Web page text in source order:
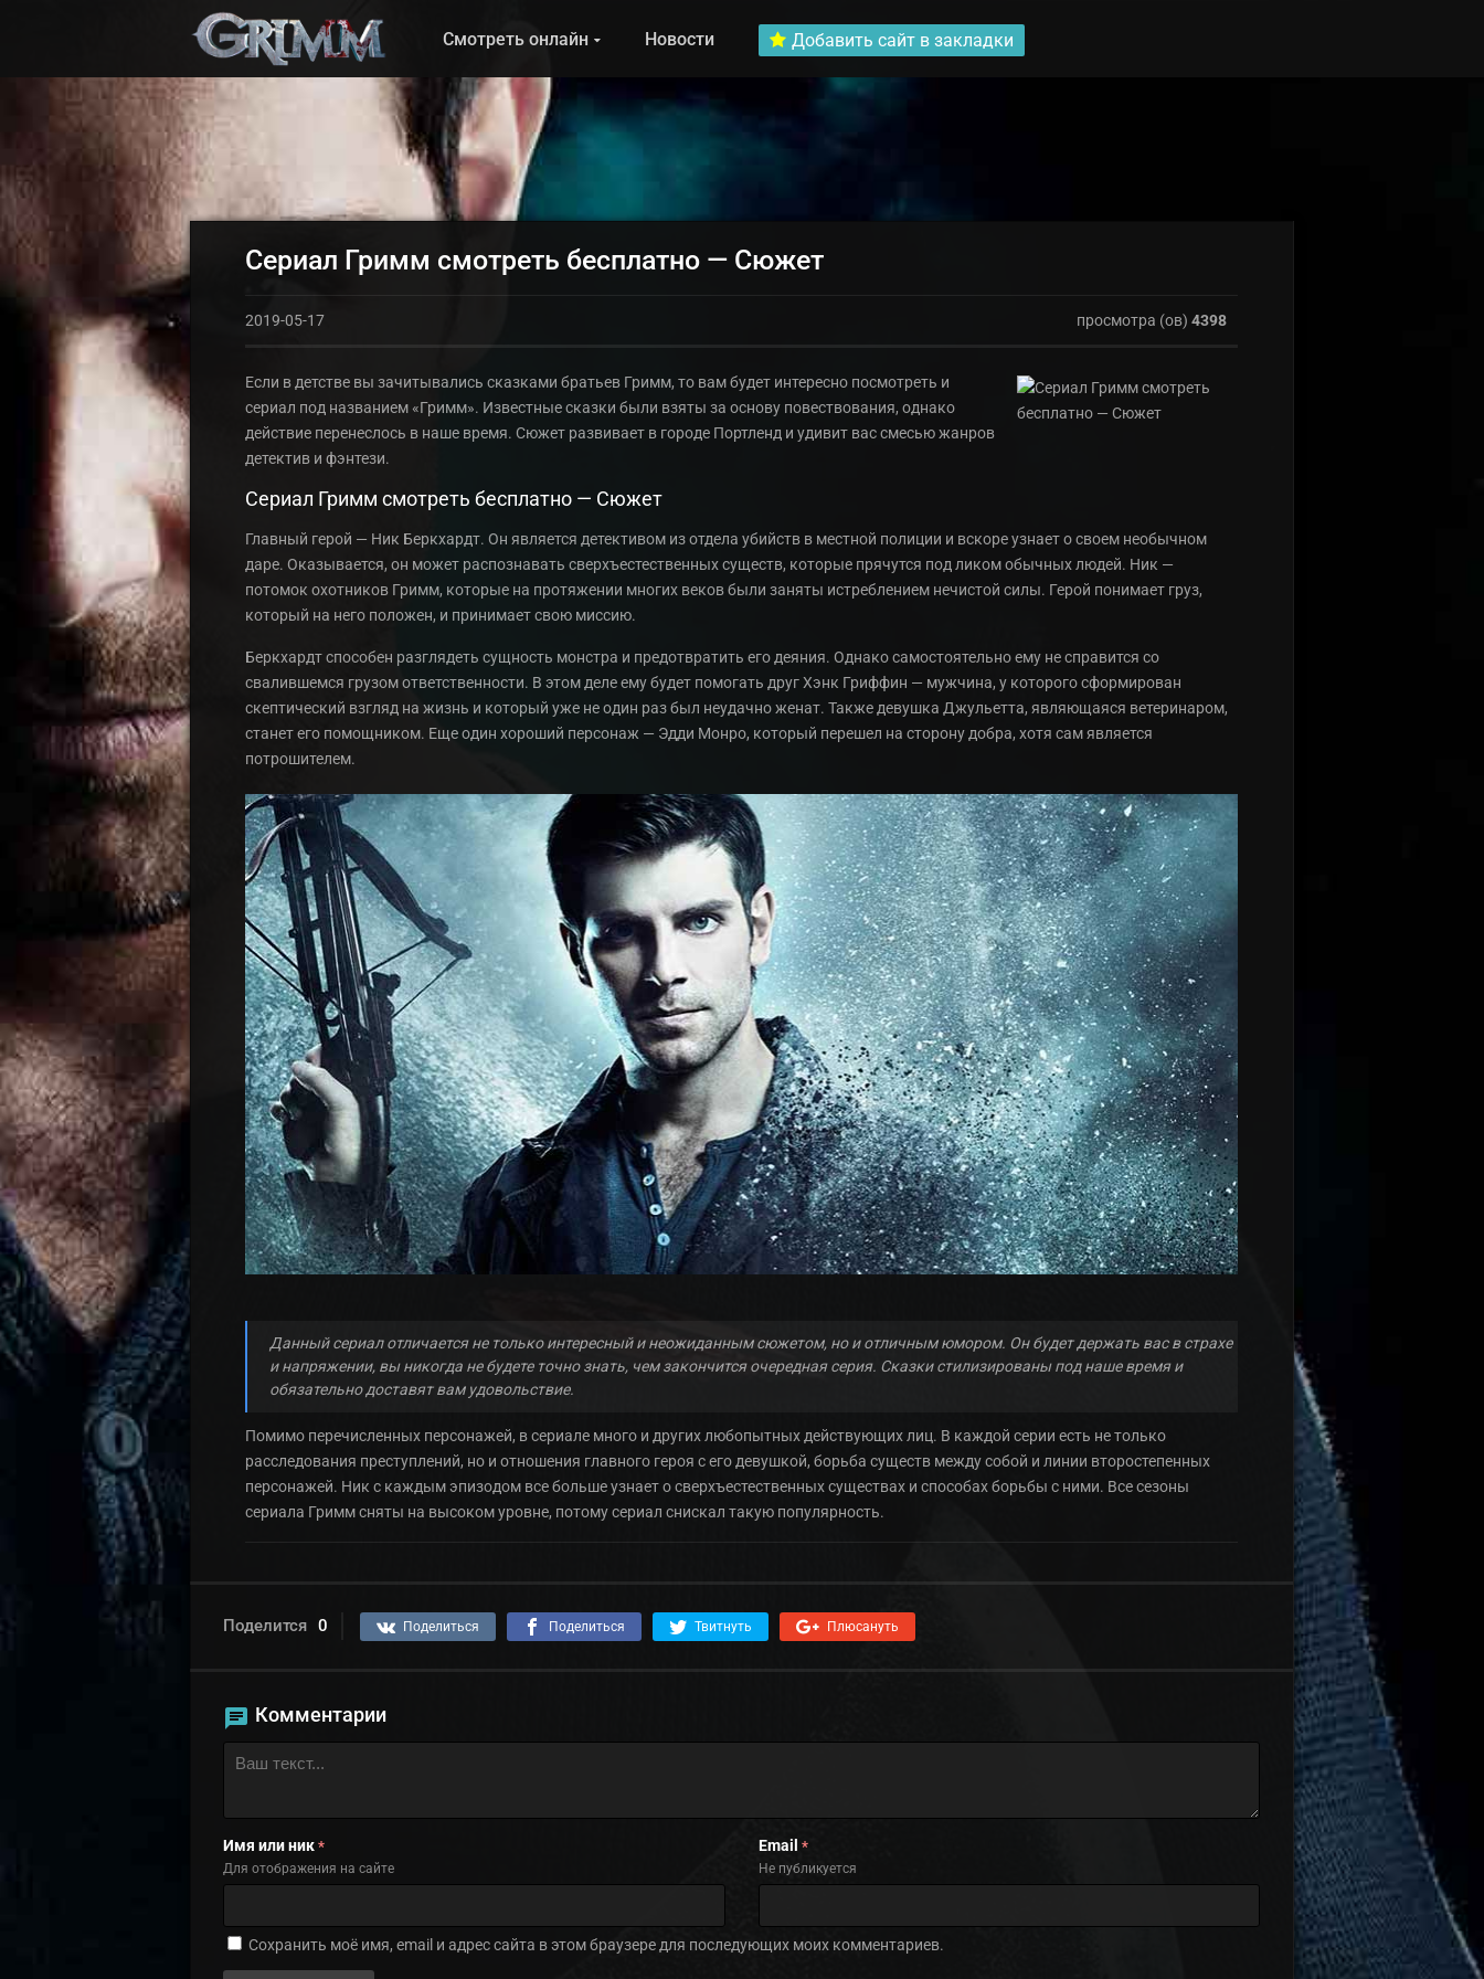
Смотреть онлайн Новости Добавить сайт в закладки
Сериал Гримм смотреть бесплатно — Сюжет
2019-05-17 просмотра (ов) 4398
Если в детстве вы зачитывались сказками братьев Гримм, то вам будет интересно посмотреть и
сериал под названием «Гримм». Известные сказки были взяты за основу повествования, однако
действие перенеслось в наше время. Сюжет развивает в городе Портленд и удивит вас смесью жанров
детектив и фэнтези.
Сериал Гримм смотреть бесплатно — Сюжет
Главный герой — Ник Беркхардт. Он является детективом из отдела убийств в местной полиции и вскоре узнает о своем необычном
даре. Оказывается, он может распознавать сверхъестественных существ, которые прячутся под ликом обычных людей. Ник —
потомок охотников Гримм, которые на протяжении многих веков были заняты истреблением нечистой силы. Герой понимает груз,
который на него положен, и принимает свою миссию.
Беркхардт способен разглядеть сущность монстра и предотвратить его деяния. Однако самостоятельно ему не справится со
свалившемся грузом ответственности. В этом деле ему будет помогать друг Хэнк Гриффин — мужчина, у которого сформирован
скептический взгляд на жизнь и который уже не один раз был неудачно женат. Также девушка Джульетта, являющаяся ветеринаром,
станет его помощником. Еще один хороший персонаж — Эдди Монро, который перешел на сторону добра, хотя сам является
потрошителем.
Данный сериал отличается не только интересный и неожиданным сюжетом, но и отличным юмором. Он будет держать вас в страхе
и напряжении, вы никогда не будете точно знать, чем закончится очередная серия. Сказки стилизированы под наше время и
обязательно доставят вам удовольствие.
Помимо перечисленных персонажей, в сериале много и других любопытных действующих лиц. В каждой серии есть не только
расследования преступлений, но и отношения главного героя с его девушкой, борьба существ между собой и линии второстепенных
персонажей. Ник с каждым эпизодом все больше узнает о сверхъестественных существах и способах борьбы с ними. Все сезоны
сериала Гримм сняты на высоком уровне, потому сериал снискал такую популярность.
Поделится 0 Поделиться Поделиться Твитнуть Плюсануть
Комментарии
Имя или ник *
Для отображения на сайте
Email *
Не публикуется
Сохранить моё имя, email и адрес сайта в этом браузере для последующих моих комментариев.